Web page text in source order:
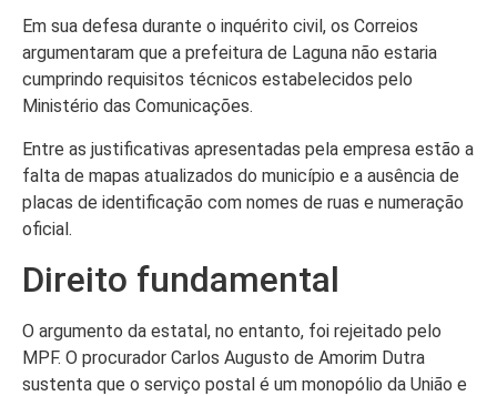
Em sua defesa durante o inquérito civil, os Correios
argumentaram que a prefeitura de Laguna não estaria
cumprindo requisitos técnicos estabelecidos pelo
Ministério das Comunicações.
Entre as justificativas apresentadas pela empresa estão a
falta de mapas atualizados do município e a ausência de
placas de identificação com nomes de ruas e numeração
oficial.
Direito fundamental
O argumento da estatal, no entanto, foi rejeitado pelo
MPF. O procurador Carlos Augusto de Amorim Dutra
sustenta que o serviço postal é um monopólio da União e